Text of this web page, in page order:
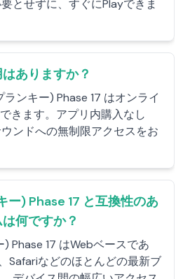
とせずに、すぐにPlayできま
ありますか？
ンキー) Phase 17 はオンライ
きます。アプリ内購入なし
ンドへの無制限アクセスをお
ー) Phase 17 と互換性のあ
何ですか？
Phase 17 はWebベースであ
Safariなどのほとんどの最新ブ